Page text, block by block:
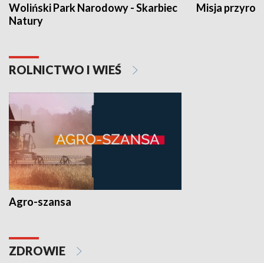
Woliński Park Narodowy - Skarbiec
Natury
Misja
ROLNICTWO I WIEŚ
Agro-szansa
ZDROWIE